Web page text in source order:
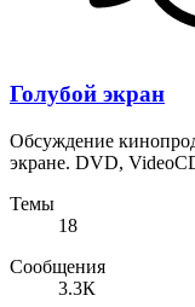
Голубой экран
Обсуждение
экране. DVD,
Темы
18
Сообщения
3.3К